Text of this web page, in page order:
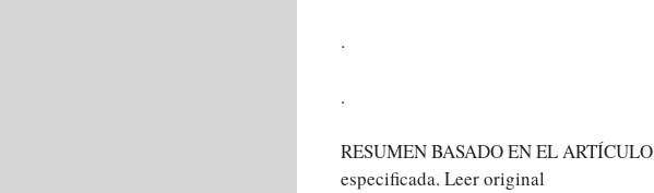
.
.
RESUMEN BASADO EN EL
especificada. Leer original